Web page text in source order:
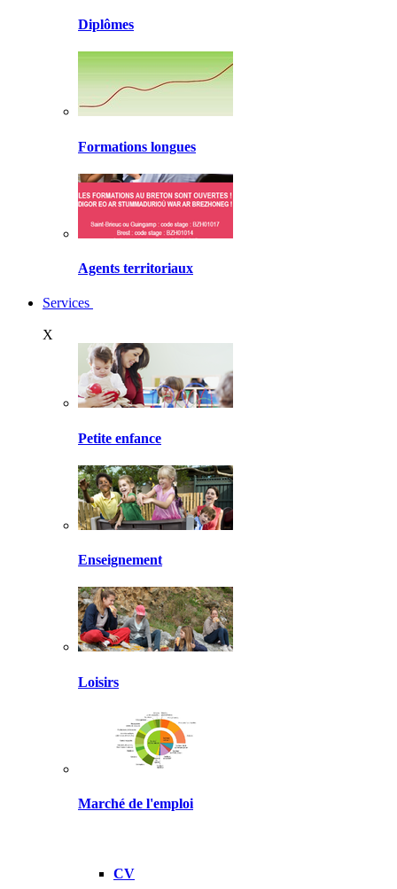
Diplômes
Formations longues
Agents territoriaux
Services
X
Petite enfance
Enseignement
Loisirs
Marché de l'emploi
CV